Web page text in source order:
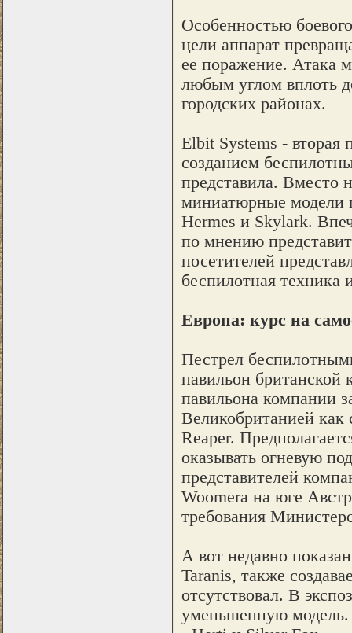
Особенностью
цели аппарат
ее поражение. Атака
любым углом вплоть
городских районах.
Elbit Systems - вторая
созданием
представила. Вместо
миниатюрные модели
Hermes и Skylark.
по мнению
посетителей
беспилотная техника
Европа: курс на
Пестрел
павильон британской
павильона компании
Великобританией как
Reaper.
оказывать огневую
представителей
Woomera на юге
требования
А вот недавно
Taranis, также
отсутствовал. В
уменьшенную модель.